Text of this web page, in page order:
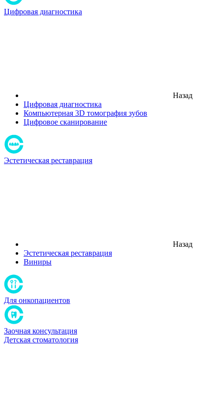
Цифровая диагностика
Назад
Цифровая диагностика
Компьютерная 3D томография зубов
Цифровое сканирование
Эстетическая реставрация
Назад
Эстетическая реставрация
Виниры
Для онкопациентов
Заочная консультация
Детская стоматология